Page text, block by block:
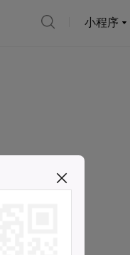
小程序